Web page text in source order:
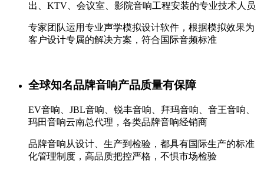
出、KTV、会议室、影院音响工程安装的专业技术人员
专家团队运用专业声学模拟设计软件，根据模拟效果为
客户设计专属的解决方案，符合国际音频标准
全球知名品牌音响产品质量有保障
EV音响、JBL音响、锐丰音响、拜玛音响、音王音响、
玛田音响云南总代理，各类品牌音响经销商
品牌音响从设计、生产到检验，都具有国际生产的标准
化管理制度，高品质把控严格，不惧市场检验